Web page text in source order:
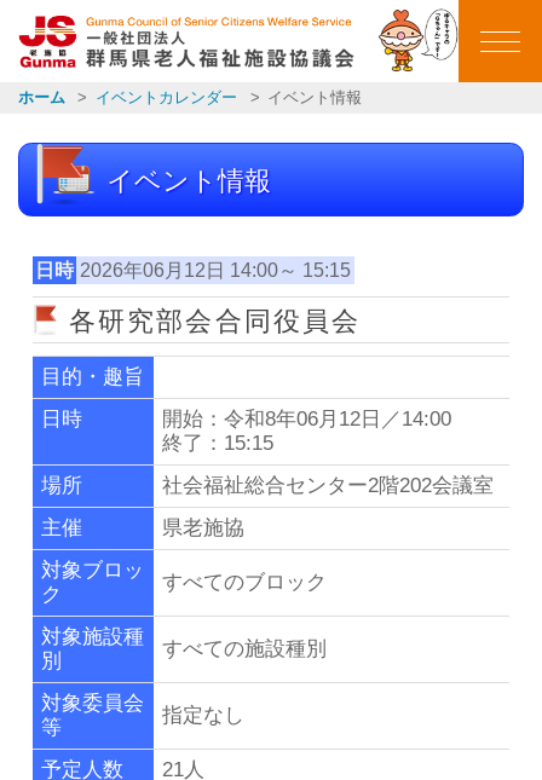
群馬県老人福祉施設
ホーム イベントカレンダー イベント情報
イベント情報
日時 2026年06月12日 14:00～ 15:15
各研究部会合同役員会
目的・趣旨
日時
開始：令和8年06月12日／14:00
終了：15:15
場所
社会福祉総合センター2階202会議室
主催
県老施協
対象ブロッ
ク
すべてのブロック
対象施設種
別
すべての施設種別
対象委員会
等
指定なし
予定人数
21人
ごあいさつ
会員施設一覧
イベントカレンダー
イベント報告
お知らせ一覧
リンク集
群馬県老施協について
施設のご利用案内
事務局連絡先・所在地